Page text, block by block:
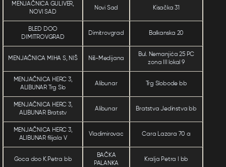
MENJAČNICA GULIVER,
NOVI SAD
Novi Sad Kisačka 31
BLED DOO
DIMITROVGRAD
Dimitrovgrad Balkanska 20
MENJAČNICA MIHA S, NIŠ Niš-Medijana
Bul. Nemanjića 25 PC
zona III lokal 9
MENJAČNICA HERC 3,
ALIBUNAR Trg Slo
Alibunar Trg Slobode bb
MENJAČNICA HERC 3,
ALIBUNAR Bratstv
Alibunar Bratstva Jedinstva bb
MENJAČNICA HERC 3,
ALIBUNAR filijala V
Vladimirovac Cara Lazara 70 a
Goca doo K.Petra bb
BAČKA
PALANKA
Kralja Petra I bb